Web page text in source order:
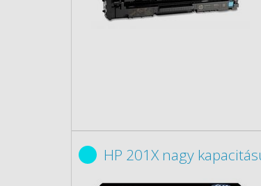
HP 201X nagy